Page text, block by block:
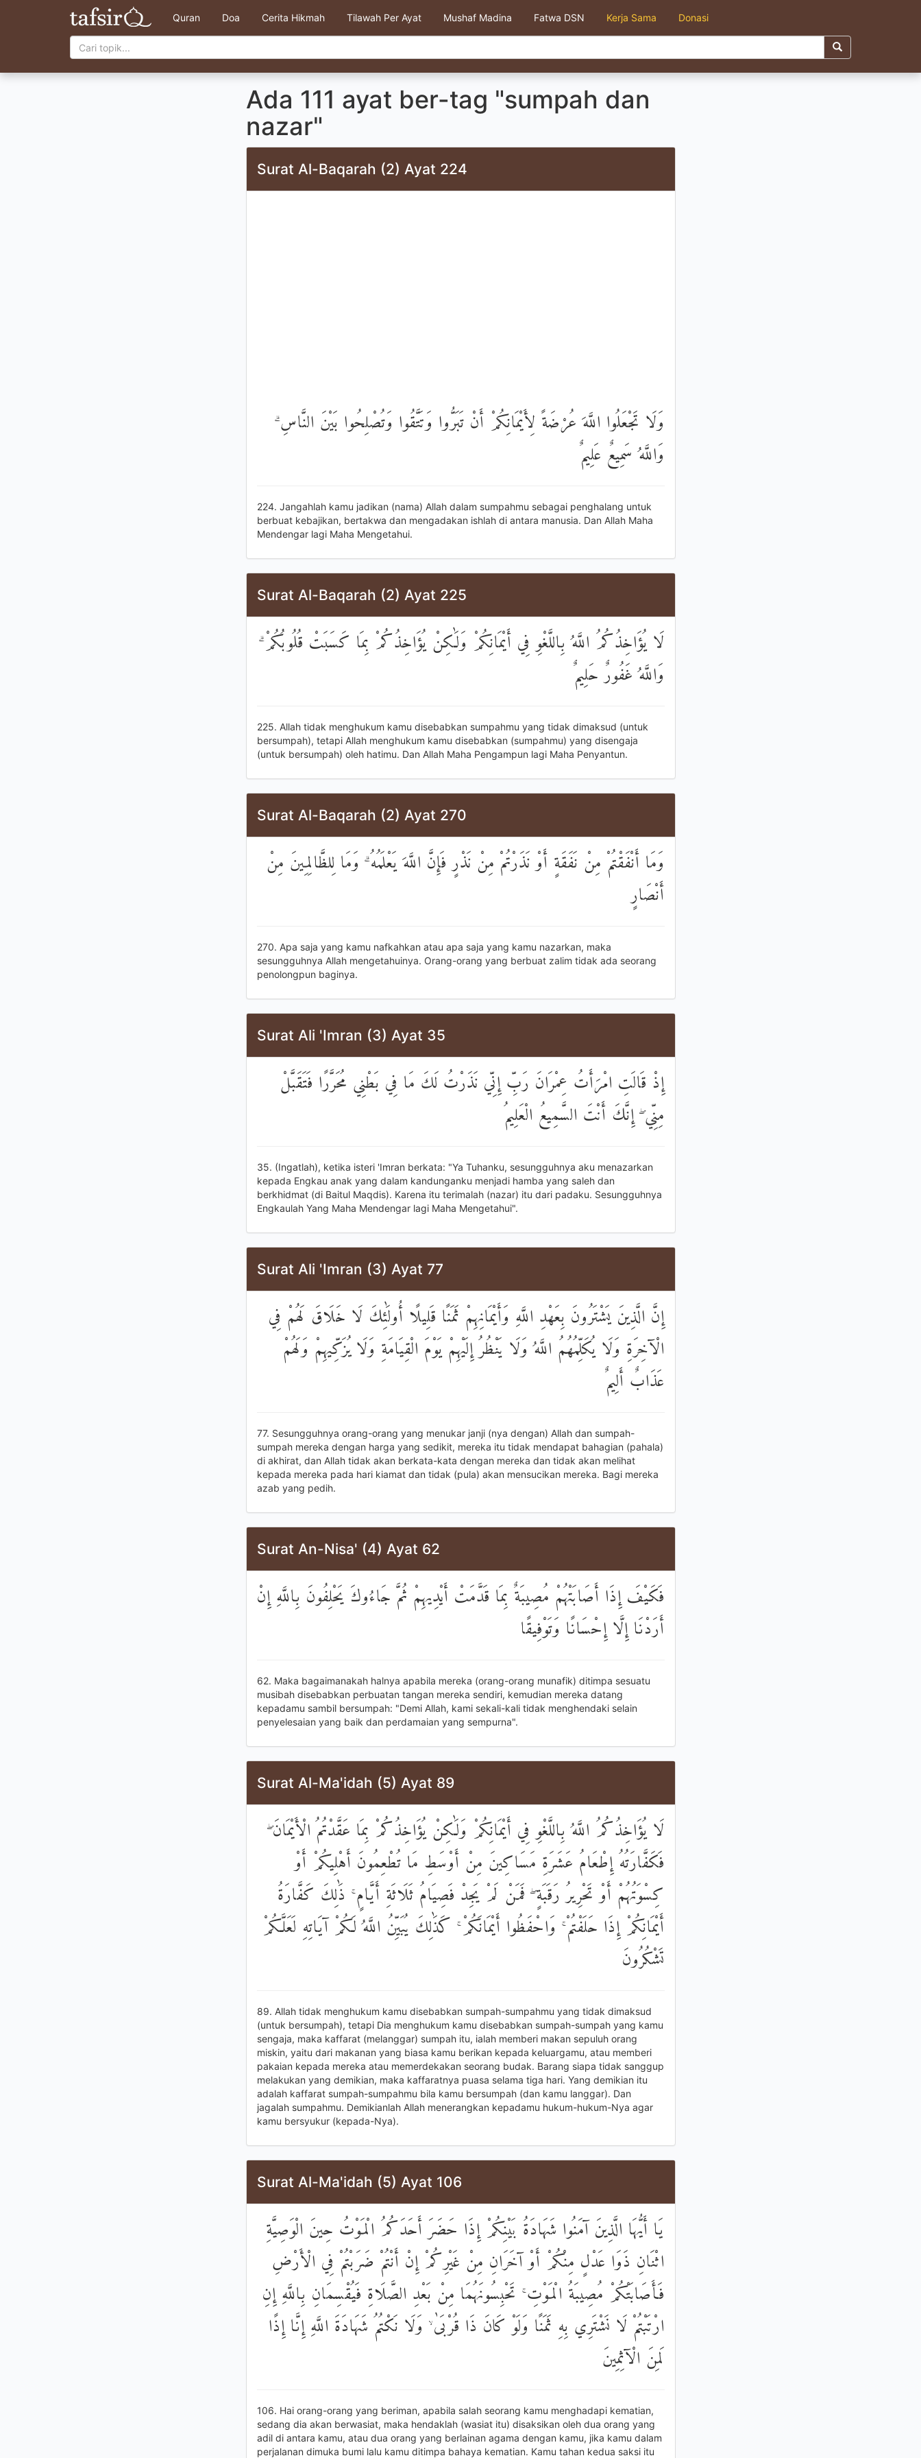
Quran Doa Cerita Hikmah Tilawah Per Ayat Mushaf Madina Fatwa DSN Kerja Sama Donasi
Ada 111 ayat ber-tag "sumpah dan
nazar"
Surat Al-Baqarah (2) Ayat 224
وَلَا تَجْعَلُوا اللَّهَ عُرْضَةً لِأَيْمَانِكُمْ أَنْ تَبَرُّوا وَتَتَّقُوا وَتُصْلِحُوا بَيْنَ النَّاسِ ۗ
وَاللَّهُ سَمِيعٌ عَلِيمٌ
224. Jangahlah kamu jadikan (nama) Allah dalam sumpahmu sebagai penghalang untuk
berbuat kebajikan, bertakwa dan mengadakan ishlah di antara manusia. Dan Allah Maha
Mendengar lagi Maha Mengetahui.
Surat Al-Baqarah (2) Ayat 225
لَا يُؤَاخِذُكُمُ اللَّهُ بِاللَّغْوِ فِي أَيْمَانِكُمْ وَلَٰكِنْ يُؤَاخِذُكُمْ بِمَا كَسَبَتْ قُلُوبُكُمْ ۗ
وَاللَّهُ غَفُورٌ حَلِيمٌ
225. Allah tidak menghukum kamu disebabkan sumpahmu yang tidak dimaksud (untuk
bersumpah), tetapi Allah menghukum kamu disebabkan (sumpahmu) yang disengaja
(untuk bersumpah) oleh hatimu. Dan Allah Maha Pengampun lagi Maha Penyantun.
Surat Al-Baqarah (2) Ayat 270
وَمَا أَنْفَقْتُمْ مِنْ نَفَقَةٍ أَوْ نَذَرْتُمْ مِنْ نَذْرٍ فَإِنَّ اللَّهَ يَعْلَمُهُ ۗ وَمَا لِلظَّالِمِينَ مِنْ
أَنْصَارٍ
270. Apa saja yang kamu nafkahkan atau apa saja yang kamu nazarkan, maka
sesungguhnya Allah mengetahuinya. Orang-orang yang berbuat zalim tidak ada seorang
penolongpun baginya.
Surat Ali 'Imran (3) Ayat 35
إِذْ قَالَتِ امْرَأَتُ عِمْرَانَ رَبِّ إِنِّي نَذَرْتُ لَكَ مَا فِي بَطْنِي مُحَرَّرًا فَتَقَبَّلْ
مِنِّي ۖ إِنَّكَ أَنْتَ السَّمِيعُ الْعَلِيمُ
35. (Ingatlah), ketika isteri 'Imran berkata: "Ya Tuhanku, sesungguhnya aku menazarkan
kepada Engkau anak yang dalam kandunganku menjadi hamba yang saleh dan
berkhidmat (di Baitul Maqdis). Karena itu terimalah (nazar) itu dari padaku. Sesungguhnya
Engkaulah Yang Maha Mendengar lagi Maha Mengetahui".
Surat Ali 'Imran (3) Ayat 77
إِنَّ الَّذِينَ يَشْتَرُونَ بِعَهْدِ اللَّهِ وَأَيْمَانِهِمْ ثَمَنًا قَلِيلًا أُولَٰئِكَ لَا خَلَاقَ لَهُمْ فِي
الْآخِرَةِ وَلَا يُكَلِّمُهُمُ اللَّهُ وَلَا يَنْظُرُ إِلَيْهِمْ يَوْمَ الْقِيَامَةِ وَلَا يُزَكِّيهِمْ وَلَهُمْ
عَذَابٌ أَلِيمٌ
77. Sesungguhnya orang-orang yang menukar janji (nya dengan) Allah dan sumpah-
sumpah mereka dengan harga yang sedikit, mereka itu tidak mendapat bahagian (pahala)
di akhirat, dan Allah tidak akan berkata-kata dengan mereka dan tidak akan melihat
kepada mereka pada hari kiamat dan tidak (pula) akan mensucikan mereka. Bagi mereka
azab yang pedih.
Surat An-Nisa' (4) Ayat 62
فَكَيْفَ إِذَا أَصَابَتْهُمْ مُصِيبَةٌ بِمَا قَدَّمَتْ أَيْدِيهِمْ ثُمَّ جَاءُوكَ يَحْلِفُونَ بِاللَّهِ إِنْ
أَرَدْنَا إِلَّا إِحْسَانًا وَتَوْفِيقًا
62. Maka bagaimanakah halnya apabila mereka (orang-orang munafik) ditimpa sesuatu
musibah disebabkan perbuatan tangan mereka sendiri, kemudian mereka datang
kepadamu sambil bersumpah: "Demi Allah, kami sekali-kali tidak menghendaki selain
penyelesaian yang baik dan perdamaian yang sempurna".
Surat Al-Ma'idah (5) Ayat 89
لَا يُؤَاخِذُكُمُ اللَّهُ بِاللَّغْوِ فِي أَيْمَانِكُمْ وَلَٰكِنْ يُؤَاخِذُكُمْ بِمَا عَقَّدْتُمُ الْأَيْمَانَ ۖ
فَكَفَّارَتُهُ إِطْعَامُ عَشَرَةِ مَسَاكِينَ مِنْ أَوْسَطِ مَا تُطْعِمُونَ أَهْلِيكُمْ أَوْ
كِسْوَتُهُمْ أَوْ تَحْرِيرُ رَقَبَةٍ ۖ فَمَنْ لَمْ يَجِدْ فَصِيَامُ ثَلَاثَةِ أَيَّامٍ ۚ ذَٰلِكَ كَفَّارَةُ
أَيْمَانِكُمْ إِذَا حَلَفْتُمْ ۚ وَاحْفَظُوا أَيْمَانَكُمْ ۚ كَذَٰلِكَ يُبَيِّنُ اللَّهُ لَكُمْ آيَاتِهِ لَعَلَّكُمْ
تَشْكُرُونَ
89. Allah tidak menghukum kamu disebabkan sumpah-sumpahmu yang tidak dimaksud
(untuk bersumpah), tetapi Dia menghukum kamu disebabkan sumpah-sumpah yang kamu
sengaja, maka kaffarat (melanggar) sumpah itu, ialah memberi makan sepuluh orang
miskin, yaitu dari makanan yang biasa kamu berikan kepada keluargamu, atau memberi
pakaian kepada mereka atau memerdekakan seorang budak. Barang siapa tidak sanggup
melakukan yang demikian, maka kaffaratnya puasa selama tiga hari. Yang demikian itu
adalah kaffarat sumpah-sumpahmu bila kamu bersumpah (dan kamu langgar). Dan
jagalah sumpahmu. Demikianlah Allah menerangkan kepadamu hukum-hukum-Nya agar
kamu bersyukur (kepada-Nya).
Surat Al-Ma'idah (5) Ayat 106
يَا أَيُّهَا الَّذِينَ آمَنُوا شَهَادَةُ بَيْنِكُمْ إِذَا حَضَرَ أَحَدَكُمُ الْمَوْتُ حِينَ الْوَصِيَّةِ
اثْنَانِ ذَوَا عَدْلٍ مِنْكُمْ أَوْ آخَرَانِ مِنْ غَيْرِكُمْ إِنْ أَنْتُمْ ضَرَبْتُمْ فِي الْأَرْضِ
فَأَصَابَتْكُمْ مُصِيبَةُ الْمَوْتِ ۚ تَحْبِسُونَهُمَا مِنْ بَعْدِ الصَّلَاةِ فَيُقْسِمَانِ بِاللَّهِ إِنِ
ارْتَبْتُمْ لَا نَشْتَرِي بِهِ ثَمَنًا وَلَوْ كَانَ ذَا قُرْبَىٰ ۙ وَلَا نَكْتُمُ شَهَادَةَ اللَّهِ إِنَّا إِذًا
لَمِنَ الْآثِمِينَ
106. Hai orang-orang yang beriman, apabila salah seorang kamu menghadapi kematian,
sedang dia akan berwasiat, maka hendaklah (wasiat itu) disaksikan oleh dua orang yang
adil di antara kamu, atau dua orang yang berlainan agama dengan kamu, jika kamu dalam
perjalanan dimuka bumi lalu kamu ditimpa bahaya kematian. Kamu tahan kedua saksi itu